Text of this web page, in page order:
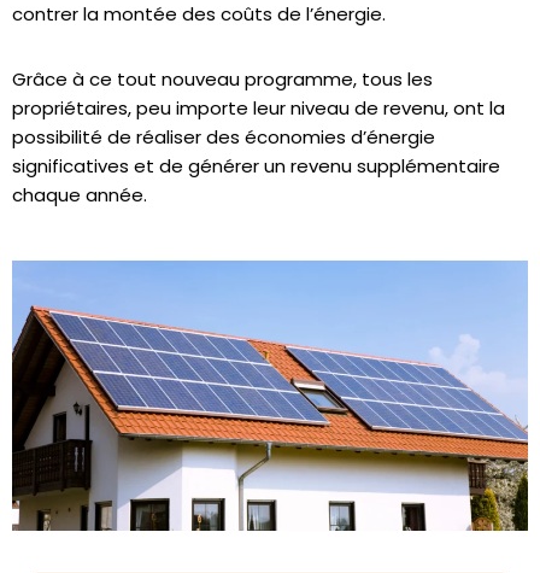
contrer la montée des coûts de l’énergie.
Grâce à ce tout nouveau programme, tous les
propriétaires, peu importe leur niveau de revenu, ont la
possibilité de réaliser des économies d’énergie
significatives et de générer un revenu supplémentaire
chaque année.